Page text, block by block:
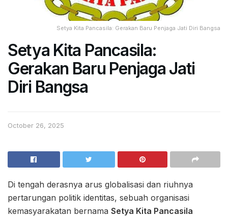
Setya Kita Pancasila: Gerakan Baru Penjaga Jati Diri Bangsa
Setya Kita Pancasila:
Gerakan Baru Penjaga Jati
Diri Bangsa
October 26, 2025
Di tengah derasnya arus globalisasi dan riuhnya
pertarungan politik identitas, sebuah organisasi
kemasyarakatan bernama Setya Kita Pancasila